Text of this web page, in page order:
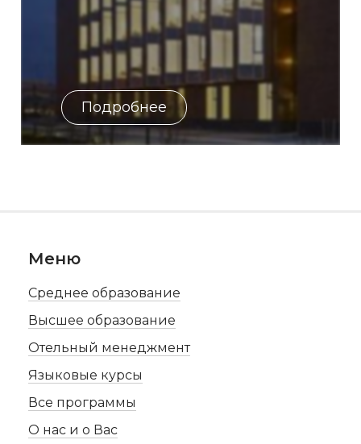
Подробнее
Меню
Среднее образование
Высшее образование
Отельный менеджмент
Языковые курсы
Все программы
О нас и о Вас